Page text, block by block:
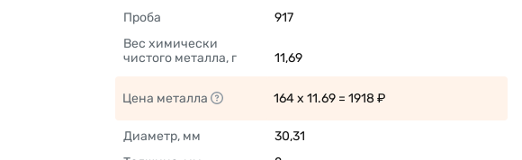
Проба
917
Вес химически
чистого металла, г
11,69
Цена металла 164 x 11.69 = 1918 ₽
Диаметр, мм
30,31